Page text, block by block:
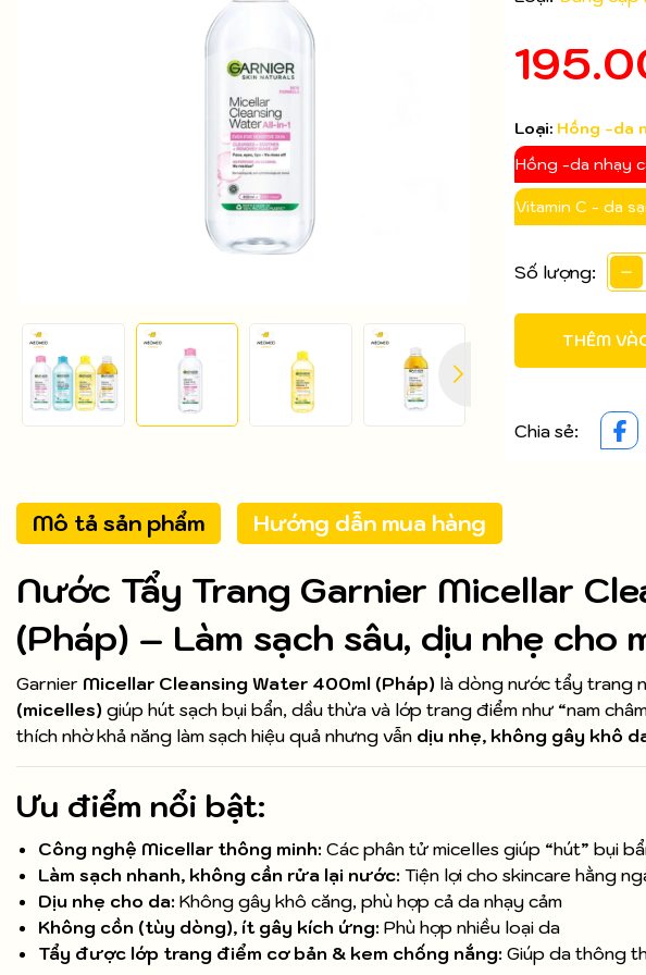
Loại: Hồng -da
Hồng -da nhạy
Vitamin C - da
Số lượng:
THÊM
Mã giảm giá:
Ngày hết hạn:
Chia sẻ:
Mô tả sản phẩm Hướng dẫn mua hàng
Nước Tẩy Trang Garnier Micellar
(Pháp) – Làm sạch sâu, dịu nhẹ cho
Garnier Micellar Cleansing Water 400ml (Pháp) là dòng nước tẩy trang
(micelles) giúp hút sạch bụi bẩn, dầu thừa và lớp trang điểm như “nam
thích nhờ khả năng làm sạch hiệu quả nhưng vẫn dịu nhẹ, không gây khô
Ưu điểm nổi bật:
Công nghệ Micellar thông minh: Các phân tử micelles giúp “hút” bụi
Làm sạch nhanh, không cần rửa lại nước: Tiện lợi cho skincare hằng
Dịu nhẹ cho da: Không gây khô căng, phù hợp cả da nhạy cảm
Không cồn (tùy dòng), ít gây kích ứng: Phù hợp nhiều loại da
Tẩy được lớp trang điểm cơ bản & kem chống nắng: Giúp da thông